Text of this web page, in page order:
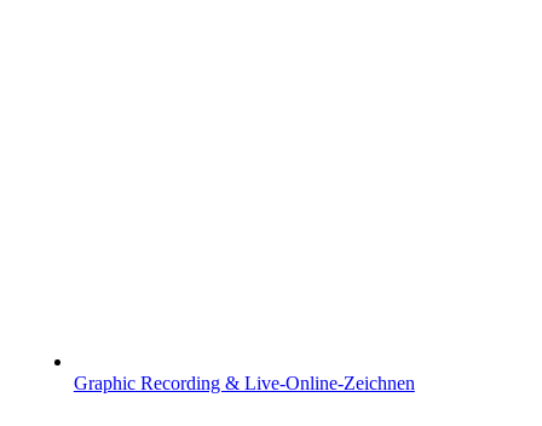
Graphic Recording & Live-Online-Zeichnen